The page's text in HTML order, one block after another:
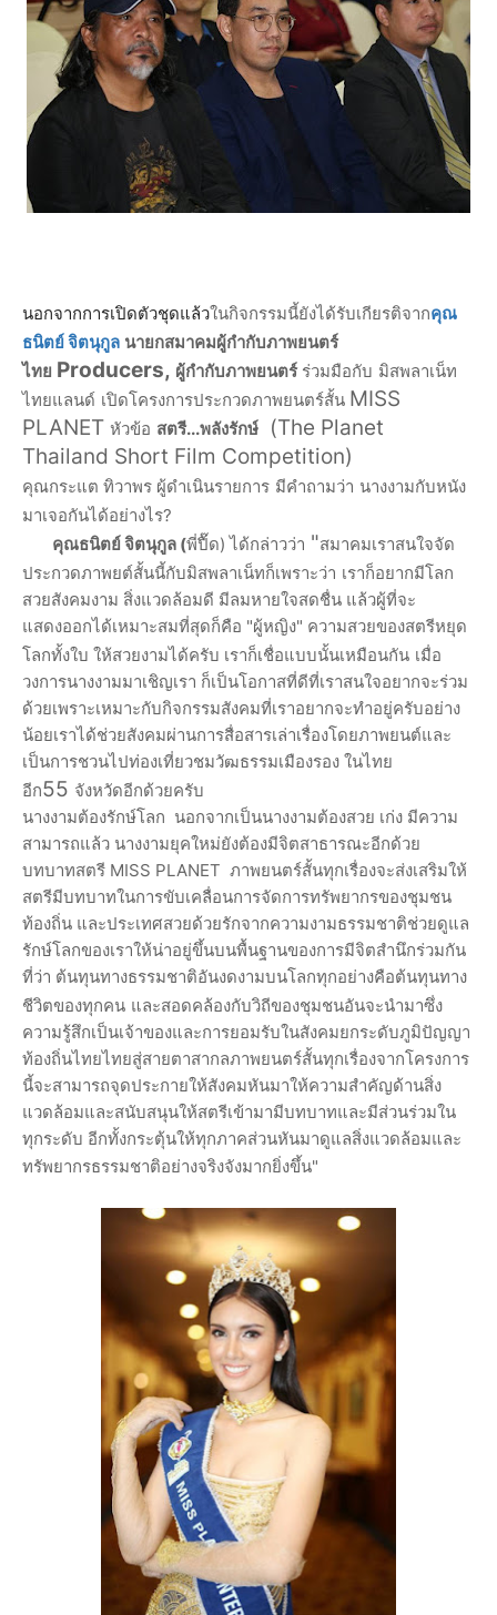
นอกจากการเปิดตัวชุดแล้วในกิจกรรมนี้ยังได้รับเกียรติจากคุณ
ธนิตย์ จิตนุกูล นายกสมาคมผู้กำกับภาพยนตร์
ไทย Producers, ผู้กำกับภาพยนตร์ ร่วมมือกับ มิสพลาเน็ท
ไทยแลนด์ เปิดโครงการประกวดภาพยนตร์สั้น MISS
PLANET หัวข้อ สตรี...พลังรักษ์
(The Planet
Thailand Short Film Competition)
คุณกระแต ทิวาพร ผู้ดำเนินรายการ มีคำถามว่า นางงามกับหนัง
มาเจอกันได้อย่างไร?
คุณธนิตย์ จิตนุกูล (พี่ปื๊ด) ได้กล่าวว่า "สมาคมเราสนใจจัด
ประกวดภาพยต์สั้นนี้กับมิสพลาเน็ทก็เพราะว่า เราก็อยากมีโลก
สวยสังคมงาม สิ่งแวดล้อมดี มีลมหายใจสดชื่น แล้วผู้ที่จะ
แสดงออกได้เหมาะสมที่สุดก็คือ "ผู้หญิง" ความสวยของสตรีหยุด
โลกทั้งใบ ให้สวยงามได้ครับ เราก็เชื่อแบบนั้นเหมือนกัน เมื่อ
วงการนางงามมาเชิญเรา ก็เป็นโอกาสที่ดีที่เราสนใจอยากจะร่วม
ด้วยเพราะเหมาะกับกิจกรรมสังคมที่เราอยากจะทำอยู่ครับอย่าง
น้อยเราได้ช่วยสังคมผ่านการสื่อสารเล่าเรื่องโดยภาพยนต์และ
เป็นการชวนไปท่องเที่ยวชมวัฒธรรมเมืองรอง ในไทย
อีก55 จังหวัดอีกด้วยครับ
นางงามต้องรักษ์โลก นอกจากเป็นนางงามต้องสวย เก่ง มีความ
สามารถแล้ว นางงามยุคใหม่ยังต้องมีจิตสาธารณะอีกด้วย
บทบาทสตรี MISS PLANET ภาพยนตร์สั้นทุกเรื่องจะส่งเสริมให้
สตรีมีบทบาทในการขับเคลื่อนการจัดการทรัพยากรของชุมชน
ท้องถิ่น และประเทศสวยด้วยรักจากความงามธรรมชาติช่วยดูแล
รักษ์โลกของเราให้น่าอยู่ขึ้นบนพื้นฐานของการมีจิตสำนึกร่วมกัน
ที่ว่า ต้นทุนทางธรรมชาติอันงดงามบนโลกทุกอย่างคือต้นทุนทาง
ชีวิตของทุกคน และสอดคล้องกับวิถีของชุมชนอันจะนำมาซึ่ง
ความรู้สึกเป็นเจ้าของและการยอมรับในสังคมยกระดับภูมิปัญญา
ท้องถิ่นไทยไทยสู่สายตาสากลภาพยนตร์สั้นทุกเรื่องจากโครงการ
นี้จะสามารถจุดประกายให้สังคมหันมาให้ความสำคัญด้านสิ่ง
แวดล้อมและสนับสนุนให้สตรีเข้ามามีบทบาทและมีส่วนร่วมใน
ทุกระดับ อีกทั้งกระตุ้นให้ทุกภาคส่วนหันมาดูแลสิ่งแวดล้อมและ
ทรัพยากรธรรมชาติอย่างจริงจังมากยิ่งขึ้น"